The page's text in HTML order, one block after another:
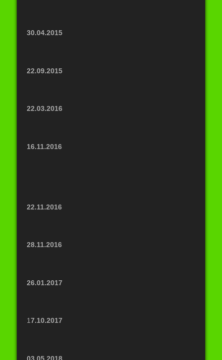
30.04.2015
22.09.2015
22.03.2016
16.11.2016
22.11.2016
28.11.2016
26.01.2017
17.10.2017
03.05.2018